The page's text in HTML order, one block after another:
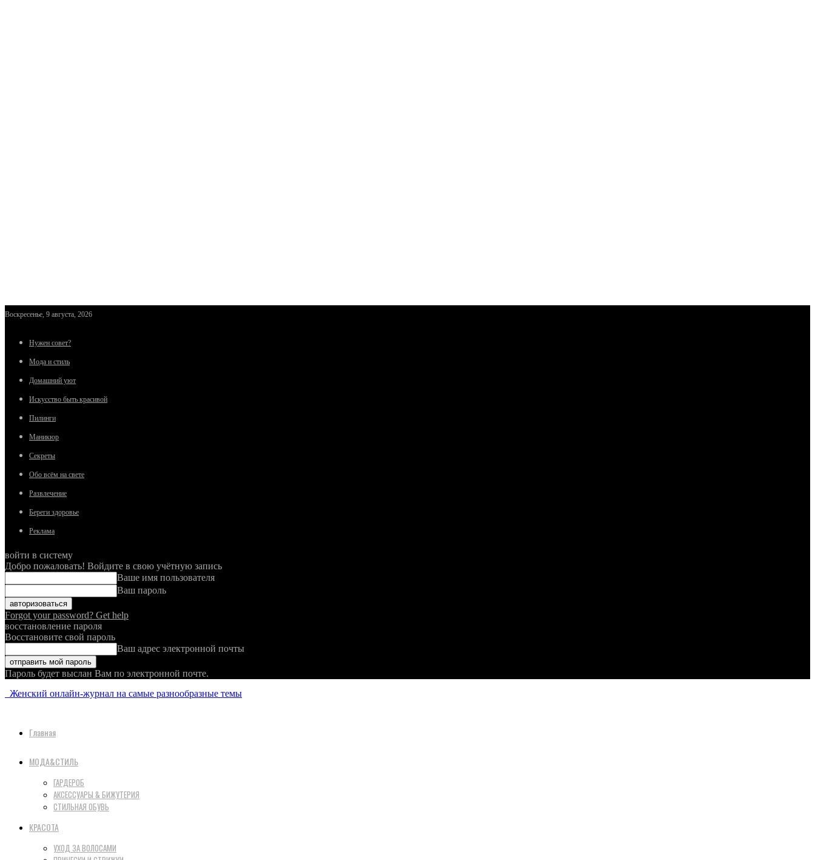
Воскресенье, 9 августа, 2026
Нужен совет?
Мода и стиль
Домашний уют
Искусство быть красивой
Пилинги
Маникюр
Секреты
Обо всём на свете
Развлечение
Береги здоровье
Реклама
войти в систему
Добро пожаловать! Войдите в свою учётную запись
Ваше имя пользователя
Ваш пароль
Forgot your password? Get help
восстановление пароля
Восстановите свой пароль
Ваш адрес электронной почты
Пароль будет выслан Вам по электронной почте.
Женский онлайн-журнал на самые разнообразные темы
Главная
МОДА&СТИЛЬ
ГАРДЕРОБ
АКСЕССУАРЫ & БИЖУТЕРИЯ
СТИЛЬНАЯ ОБУВЬ
КРАСОТА
УХОД ЗА ВОЛОСАМИ